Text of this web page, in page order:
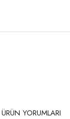
ÜRÜN YORUMLARI